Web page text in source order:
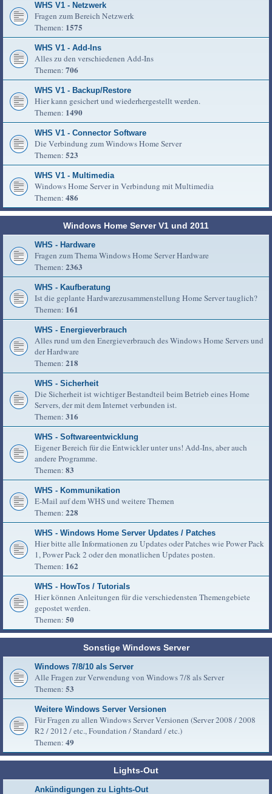
WHS V1 - Netzwerk
Fragen zum Bereich Netzwerk
Themen: 1575
WHS V1 - Add-Ins
Alles zu den verschiedenen Add-Ins
Themen: 706
WHS V1 - Backup/Restore
Hier kann gesichert und wiederhergestellt werden.
Themen: 1490
WHS V1 - Connector Software
Die Verbindung zum Windows Home Server
Themen: 523
WHS V1 - Multimedia
Windows Home Server in Verbindung mit Multimedia
Themen: 486
Windows Home Server V1 und 2011
WHS - Hardware
Fragen zum Thema Windows Home Server Hardware
Themen: 2363
WHS - Kaufberatung
Ist die geplante Hardwarezusammenstellung Home Server tauglich?
Themen: 161
WHS - Energieverbrauch
Alles rund um den Energieverbrauch des Windows Home Servers und
der Hardware
Themen: 218
WHS - Sicherheit
Die Sicherheit ist wichtiger Bestandteil beim Betrieb eines Home
Servers, der mit dem Internet verbunden ist.
Themen: 316
WHS - Softwareentwicklung
Eigener Bereich für die Entwickler unter uns! Add-Ins, aber auch
andere Programme.
Themen: 83
WHS - Kommunikation
E-Mail auf dem WHS und weitere Themen
Themen: 228
WHS - Windows Home Server Updates / Patches
Hier bitte alle Informationen zu Updates oder Patches wie Power Pack
1, Power Pack 2 oder den monatlichen Updates posten.
Themen: 162
WHS - HowTos / Tutorials
Hier können Anleitungen für die verschiedensten Themengebiete
gepostet werden.
Themen: 50
Sonstige Windows Server
Windows 7/8/10 als Server
Alle Fragen zur Verwendung von Windows 7/8 als Server
Themen: 53
Weitere Windows Server Versionen
Für Fragen zu allen Windows Server Versionen (Server 2008 / 2008
R2 / 2012 / etc., Foundation / Standard / etc.)
Themen: 49
Lights-Out
Ankündigungen zu Lights-Out